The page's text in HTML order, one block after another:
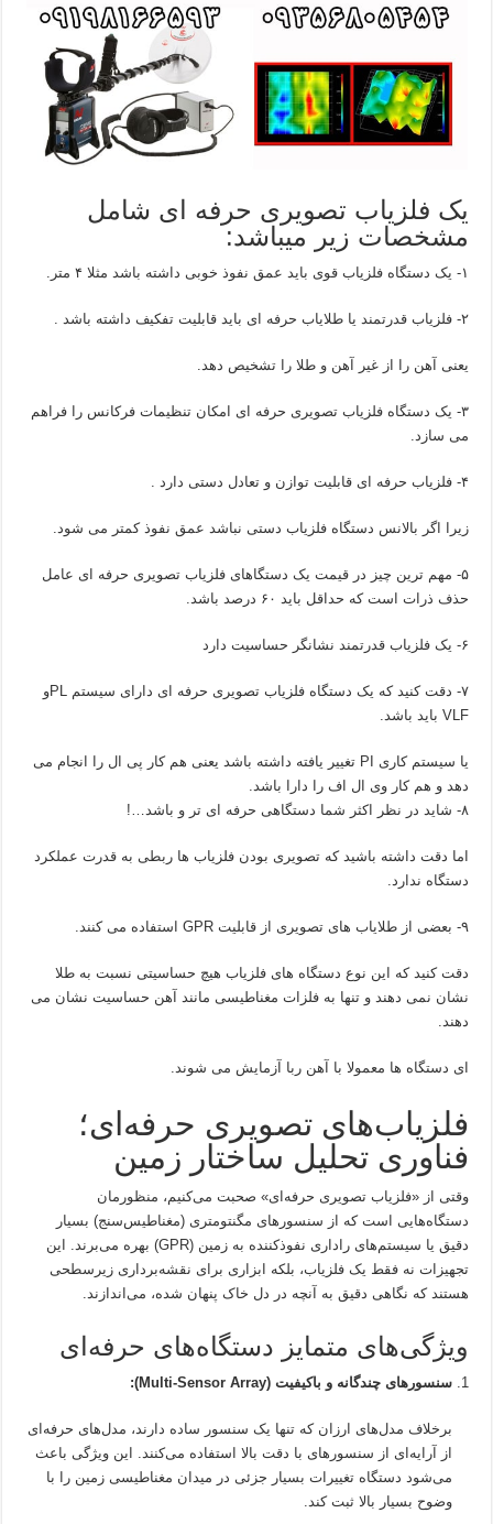
یک فلزیاب تصویری حرفه ای شامل
مشخصات زیر میباشد:
۱- یک دستگاه فلزیاب قوی باید عمق نفوذ خوبی داشته باشد مثلا ۴ متر.
۲- فلزیاب قدرتمند یا طلایاب حرفه ای باید قابلیت تفکیف داشته باشد .
یعنی آهن را از غیر آهن و طلا را تشخیص دهد.
۳- یک دستگاه فلزیاب تصویری حرفه ای امکان تنظیمات فرکانس را فراهم
می سازد.
۴- فلزیاب حرفه ای قابلیت توازن و تعادل دستی دارد .
زیرا اگر بالانس دستگاه فلزیاب دستی نباشد عمق نفوذ کمتر می شود.
۵- مهم ترین چیز در قیمت یک دستگاهای فلزیاب تصویری حرفه ای عامل
حذف ذرات است که حداقل باید ۶۰ درصد باشد.
۶- یک فلزیاب قدرتمند نشانگر حساسیت دارد
۷- دقت کنید که یک دستگاه فلزیاب تصویری حرفه ای دارای سیستم PLو
VLF باید باشد.
یا سیستم کاری PI تغییر یافته داشته باشد یعنی هم کار پی ال را انجام می
دهد و هم کار وی ال اف را دارا باشد.
۸- شاید در نظر اکثر شما دستگاهی حرفه ای تر و باشد…!
اما دقت داشته باشید که تصویری بودن فلزیاب ها ربطی به قدرت عملکرد
دستگاه ندارد.
۹- بعضی از طلایاب های تصویری از قابلیت GPR استفاده می کنند.
دقت کنید که این نوع دستگاه های فلزیاب هیچ حساسیتی نسبت به طلا
نشان نمی دهند و تنها به فلزات مغناطیسی مانند آهن حساسیت نشان می
دهند.
ای دستگاه ها معمولا با آهن ربا آزمایش می شوند.
فلزیاب‌های تصویری حرفه‌ای؛
فناوری تحلیل ساختار زمین
وقتی از «فلزیاب تصویری حرفه‌ای» صحبت می‌کنیم، منظورمان
دستگاه‌هایی است که از سنسورهای مگنتومتری (مغناطیس‌سنج) بسیار
دقیق یا سیستم‌های راداری نفوذ‌کننده به زمین (GPR) بهره می‌برند. این
تجهیزات نه فقط یک فلزیاب، بلکه ابزاری برای نقشه‌برداری زیرسطحی
هستند که نگاهی دقیق به آنچه در دل خاک پنهان شده، می‌اندازند.
ویژگی‌های متمایز دستگاه‌های حرفه‌ای
سنسورهای چندگانه و باکیفیت (Multi-Sensor Array):
برخلاف مدل‌های ارزان که تنها یک سنسور ساده دارند، مدل‌های حرفه‌ای
از آرایه‌ای از سنسورهای با دقت بالا استفاده می‌کنند. این ویژگی باعث
می‌شود دستگاه تغییرات بسیار جزئی در میدان مغناطیسی زمین را با
وضوح بسیار بالا ثبت کند.